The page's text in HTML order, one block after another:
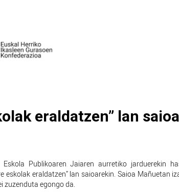
eraldatzen” lan
Publikoaren Jaiaren aurretiko jarduerekin
eskolak eraldatzen” lan saioarekin. Saioa Mañuetan
zuzenduta egongo da.